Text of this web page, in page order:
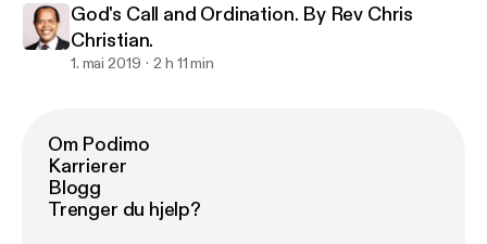
God's Call and Ordination. By Rev Chris
Christian.
1. mai 2019 2 h 11 min
Om Podimo
Karrierer
Blogg
Trenger du hjelp?